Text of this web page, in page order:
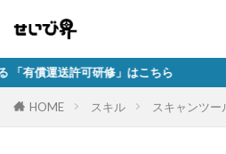
修」はこちら
HOME スキル スキャンツー